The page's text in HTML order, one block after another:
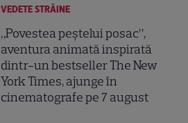
VEDETE STRĂINE
„Povestea peștelui posac”,
aventura animată inspirată
dintr-un bestseller The New
York Times, ajunge în
cinematografe pe 7 august